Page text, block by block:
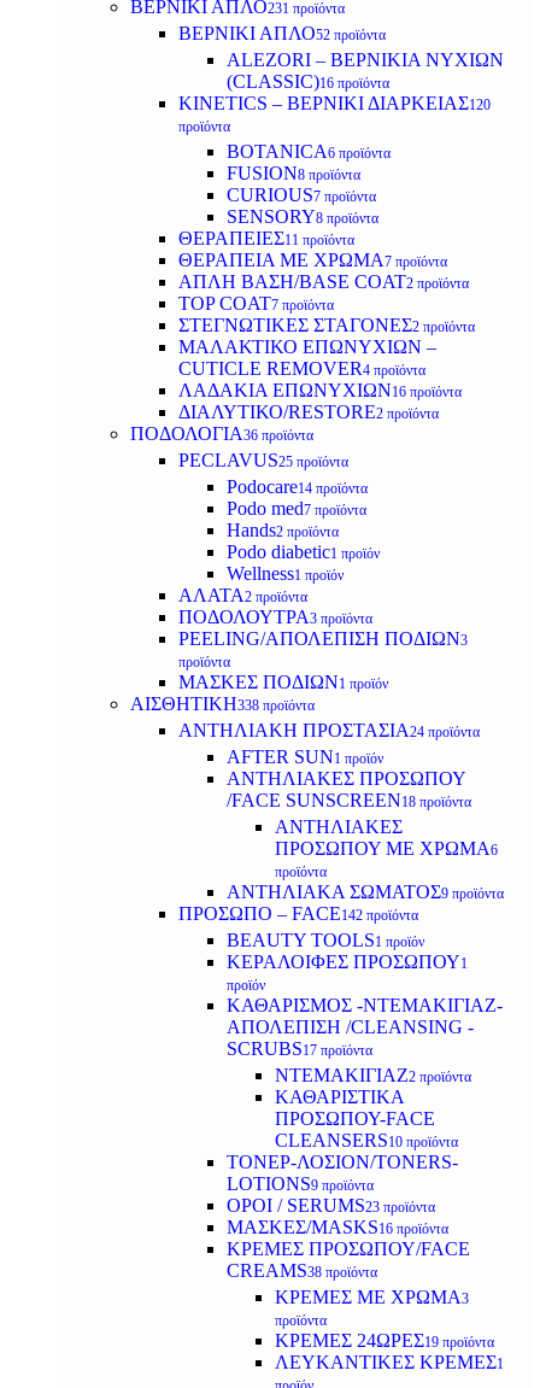
ΒΕΡΝΙΚΙ ΑΠΛΟ231 προϊόντα
ΒΕΡΝΙΚΙ ΑΠΛΟ52 προϊόντα
ALEZORI – ΒΕΡΝΙΚΙΑ ΝΥΧΙΩΝ
(CLASSIC)16 προϊόντα
KINETICS – ΒΕΡΝΙΚΙ ΔΙΑΡΚΕΙΑΣ120
προϊόντα
BOTANICA6 προϊόντα
FUSION8 προϊόντα
CURIOUS7 προϊόντα
SENSORY8 προϊόντα
ΘΕΡΑΠΕΙΕΣ11 προϊόντα
ΘΕΡΑΠΕΙΑ ΜΕ ΧΡΩΜΑ7 προϊόντα
ΑΠΛΗ ΒΑΣΗ/BASE COAT2 προϊόντα
TOP COAT7 προϊόντα
ΣΤΕΓΝΩΤΙΚΕΣ ΣΤΑΓΟΝΕΣ2 προϊόντα
ΜΑΛΑΚΤΙΚΟ ΕΠΩΝΥΧΙΩΝ –
CUTICLE REMOVER4 προϊόντα
ΛΑΔΑΚΙΑ ΕΠΩΝΥΧΙΩΝ16 προϊόντα
ΔΙΑΛΥΤΙΚΟ/RESTORE2 προϊόντα
ΠΟΔΟΛΟΓΙΑ36 προϊόντα
PECLAVUS25 προϊόντα
Podocare14 προϊόντα
Podo med7 προϊόντα
Hands2 προϊόντα
Podo diabetic1 προϊόν
Wellness1 προϊόν
ΑΛΑΤΑ2 προϊόντα
ΠΟΔΟΛΟΥΤΡΑ3 προϊόντα
PEELING/ΑΠΟΛΕΠΙΣΗ ΠΟΔΙΩΝ3
προϊόντα
ΜΑΣΚΕΣ ΠΟΔΙΩΝ1 προϊόν
ΑΙΣΘΗΤΙΚΗ338 προϊόντα
ΑΝΤΗΛΙΑΚΗ ΠΡΟΣΤΑΣΙΑ24 προϊόντα
AFTER SUN1 προϊόν
ΑΝΤΗΛΙΑΚΕΣ ΠΡΟΣΩΠΟΥ
/FACE SUNSCREEN18 προϊόντα
ΑΝΤΗΛΙΑΚΕΣ
ΠΡΟΣΩΠΟΥ ΜΕ ΧΡΩΜΑ6
προϊόντα
ΑΝΤΗΛΙΑΚΑ ΣΩΜΑΤΟΣ9 προϊόντα
ΠΡΟΣΩΠΟ – FACE142 προϊόντα
BEAUTY TOOLS1 προϊόν
ΚΕΡΑΛΟΙΦΕΣ ΠΡΟΣΩΠΟΥ1
προϊόν
ΚΑΘΑΡΙΣΜΟΣ -ΝΤΕΜΑΚΙΓΙΑΖ-
ΑΠΟΛΕΠΙΣΗ /CLEANSING -
SCRUBS17 προϊόντα
ΝΤΕΜΑΚΙΓΙΑΖ2 προϊόντα
ΚΑΘΑΡΙΣΤΙΚΑ
ΠΡΟΣΩΠΟΥ-FACE
CLEANSERS10 προϊόντα
ΤΟΝΕΡ-ΛΟΣΙΟΝ/TONERS-
LOTIONS9 προϊόντα
ΟΡΟΙ / SERUMS23 προϊόντα
ΜΑΣΚΕΣ/MASKS16 προϊόντα
ΚΡΕΜΕΣ ΠΡΟΣΩΠΟΥ/FACE
CREAMS38 προϊόντα
ΚΡΕΜΕΣ ΜΕ ΧΡΩΜΑ3
προϊόντα
ΚΡΕΜΕΣ 24ΩΡΕΣ19 προϊόντα
ΛΕΥΚΑΝΤΙΚΕΣ ΚΡΕΜΕΣ1